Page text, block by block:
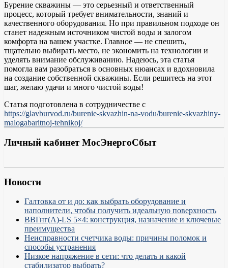
Бурение скважины — это серьезный и ответственный
процесс, который требует внимательности, знаний и
качественного оборудования. Но при правильном подходе он
станет надежным источником чистой воды и залогом
комфорта на вашем участке. Главное — не спешить,
тщательно выбирать место, не экономить на технологии и
уделять внимание обслуживанию. Надеюсь, эта статья
помогла вам разобраться в основных нюансах и вдохновила
на создание собственной скважины. Если решитесь на этот
шаг, желаю удачи и много чистой воды!
Статья подготовлена в сотрудничестве с
https://glavburvod.ru/burenie-skvazhin-na-vodu/burenie-skvazhiny-
malogabaritnoj-tehnikoj/
Личный кабинет МосЭнергоСбыт
Новости
Галтовка от и до: как выбрать оборудование и
наполнители, чтобы получить идеальную поверхность
ВВГнг(А)-LS 5×4: конструкция, назначение и ключевые
преимущества
Неисправности счетчика воды: причины поломок и
способы устранения
Низкое напряжение в сети: что делать и какой
стабилизатор выбрать?